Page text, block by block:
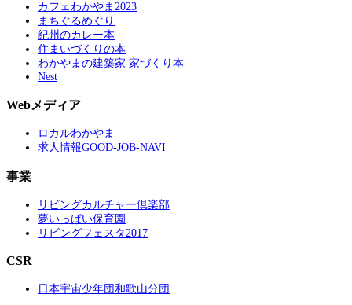
カフェわかやま2023
まちぐるめぐり
紀州のカレー本
住まいづくりの本
わかやまの建築家 家づくり本
Nest
Webメディア
ロカルわかやま
求人情報GOOD-JOB-NAVI
事業
リビングカルチャー倶楽部
夢いっぱい保育園
リビングフェスタ2017
CSR
日本宇宙少年団和歌山分団